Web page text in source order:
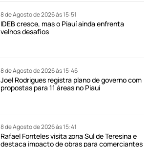
8 de Agosto de 2026 às 15:51
IDEB cresce, mas o Piauí ainda enfrenta
velhos desafios
8 de Agosto de 2026 às 15:46
Joel Rodrigues registra plano de governo com
propostas para 11 áreas no Piauí
8 de Agosto de 2026 às 15:41
Rafael Fonteles visita zona Sul de Teresina e
destaca impacto de obras para comerciantes